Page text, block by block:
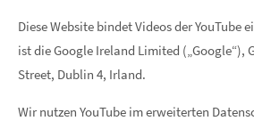
Diese Website bindet Videos der YouTube
ist die Google Ireland Limited („Google“),
Street, Dublin 4, Irland.
Wir nutzen YouTube im erweiterten